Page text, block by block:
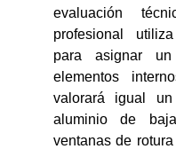
evaluación
profesional
para asignar
elementos
valorará igual
aluminio de
ventanas de